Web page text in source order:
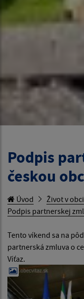
Podpis
českou
Úvod Život v obci
Podpis partnerskej
Tento víkend sa na
partnerská zmluva o
Víťaz.